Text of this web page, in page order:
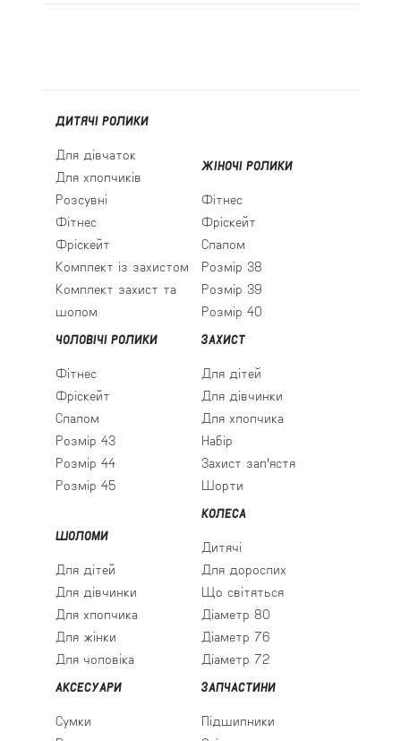
ДИТЯЧІ РОЛИКИ
Для дівчаток
Для хлопчиків
Розсувні
Фітнес
Фріскейт
Комплект із захистом
Комплект захист та
шолом
ЖІНОЧІ РОЛИКИ
Фітнес
Фріскейт
Слалом
Розмір 38
Розмір 39
Розмір 40
ЧОЛОВІЧІ РОЛИКИ
Фітнес
Фріскейт
Слалом
Розмір 43
Розмір 44
Розмір 45
ЗАХИСТ
Для дітей
Для дівчинки
Для хлопчика
Набір
Захист зап'ястя
Шорти
ШОЛОМИ
Для дітей
Для дівчинки
Для хлопчика
Для жінки
Для чоловіка
КОЛЕСА
Дитячі
Для дорослих
Що світяться
Діаметр 80
Діаметр 76
Діаметр 72
АКСЕСУАРИ
Сумки
ЗАПЧАСТИНИ
Підшипники